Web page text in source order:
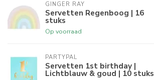
GINGER RAY
Servetten Regenboog | 16
stuks
Op voorraad
PARTYPAL
Servetten 1st birthday |
Lichtblauw & goud | 10 stuks